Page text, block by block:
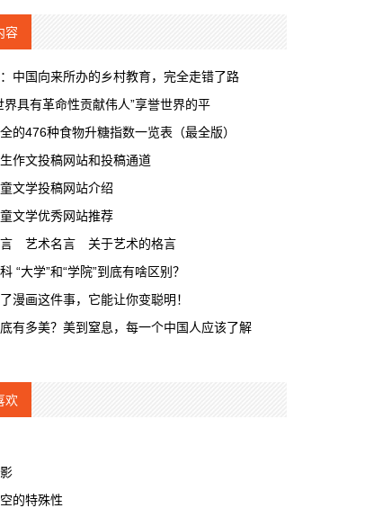
容
中国向来所办的乡村教育，完全走错了路
界具有革命性贡献伟人”享誉世界的平
的476种食物升糖指数一览表（最全版）
作文投稿网站和投稿通道
文学投稿网站介绍
文学优秀网站推荐
言 艺术名言 关于艺术的格言
“大学”和“学院”到底有啥区别？
漫画这件事，它能让你变聪明！
有多美？美到窒息，每一个中国人应该了解
欢
的特殊性